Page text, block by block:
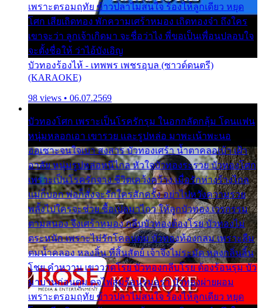
เพราะตรอมฤทัย ข้าวปลาไม่สนใจ ร้องไห้ลูกเดียว หยุด
โศก เสียเถิดทอง พักความเศร้าหมอง เถิดทองจ๋า ถึงใคร
เขาจะว่า ลูกเจ้าเกิดมา จะชื่อว่าไง พี่ขอเป็นเพื่อนปลอบใจ
จะตั้งชื่อให้ ว่าไอ้บังเอิญ
บัวทองร้องไห้ - เทพพร เพชรอุบล (ซาวด์ดนตรี)
(KARAOKE)
98 views • 06.07.2569
บัวทองโศก เพราะเป็นโรครักรุม ในอกกลัดกลุ้ม โดนแฟน
หนุ่มหลอกเอา เขารวย และรูปหล่อ มาพะเน้าพะนอ
ออเซาะจนใจเบา สงสาร บัวทองเศร้า น้ำตาคลอเบ้า เฝ้า
อาลัย หนุ่มรูปหล่อหนีไกล หัวใจบัวทองระรวย บัวทองโศก
เพราะเป็นโรครักจาง ชีวิตเคว้งคว้าง เมื่อรักห่างร้างไกล
แม่ก็บอก พ่อก็สั่งจะรักใครสักครั้ง อย่าไปหวังความรวย
พลั้งไปใครจะช่วย ซื้อเปลมาไกว ให้ลูกบัวทอง เวรกรรม
ตามสนอง จึงเศร้าหมอง กลีบบัวทองต้องโรย บัวทองไม่
ตระหนัก เพราะไม่รักโคลนตม บัวทองท้องกลม เพราะลืม
ตมน้ำคลอง หลงลิ้น ที่สิ้นสัตย์ เจ้าจึงไม่ระมัด หลงกลิ่นลิ้น
โชย คำหวาน เขาวาดโรย บัวทองกลีบโรย ต้องร้อนรุม บัว
มาบานก่อนตูม ดุจไฟสุมร้อนรุมอุรา บัวทองผ่ายผอม
เพราะตรอมฤทัย ข้าวปลาไม่สนใจ ร้องไห้ลูกเดียว หยุด